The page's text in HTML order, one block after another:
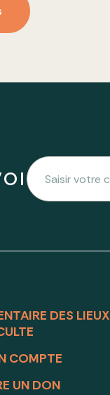
DES LIEUX
COMPTE
UN DON